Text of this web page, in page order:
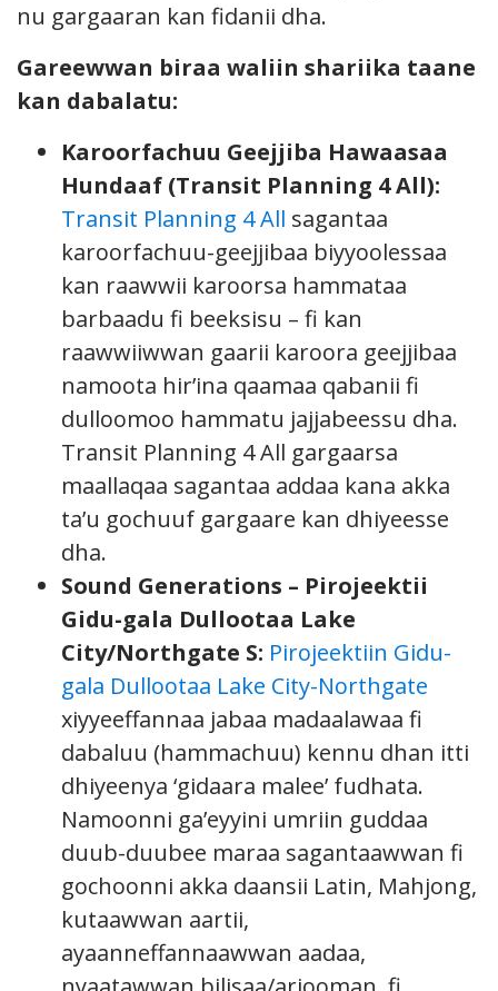
nu gargaaran kan fidanii dha.
Gareewwan biraa waliin shariika taane
kan dabalatu:
Karoorfachuu Geejjiba Hawaasaa
Hundaaf (Transit Planning 4 All):
Transit Planning 4 All sagantaa
karoorfachuu-geejjibaa biyyoolessaa
kan raawwii karoorsa hammataa
barbaadu fi beeksisu – fi kan
raawwiiwwan gaarii karoora geejjibaa
namoota hir’ina qaamaa qabanii fi
dulloomoo hammatu jajjabeessu dha.
Transit Planning 4 All gargaarsa
maallaqaa sagantaa addaa kana akka
ta’u gochuuf gargaare kan dhiyeesse
dha.
Sound Generations – Pirojeektii
Gidu-gala Dullootaa Lake
City/Northgate S: Pirojeektiin Gidu-
gala Dullootaa Lake City-Northgate
xiyyeeffannaa jabaa madaalawaa fi
dabaluu (hammachuu) kennu dhan itti
dhiyeenya ‘gidaara malee’ fudhata.
Namoonni ga’eyyini umriin guddaa
duub-duubee maraa sagantaawwan fi
gochoonni akka daansii Latin, Mahjong,
kutaawwan aartii,
ayaanneffannaawwan aadaa,